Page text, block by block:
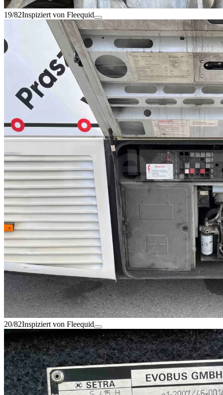
19/82Inspiziert von Fleequid
20/82Inspiziert von Fleequid